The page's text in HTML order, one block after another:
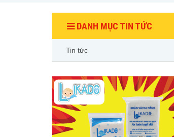
DANH MỤC TIN TỨC
Tin tức